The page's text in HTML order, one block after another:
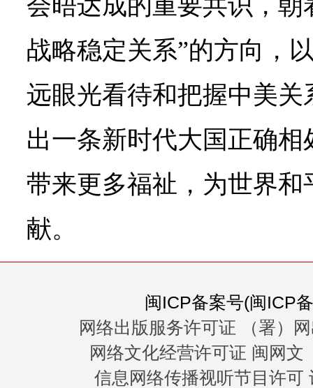
会晤达成的重要共识，朝
战略稳定关系”的方向，
远眼光看待和把握中美
出一条新时代大国正确
带来更多福祉，为世界
献。
闽ICP备案号(闽ICP
网络出版服务许可证 （署）
网络文化经营许可证 闽网文
信息网络传播视听节目许可